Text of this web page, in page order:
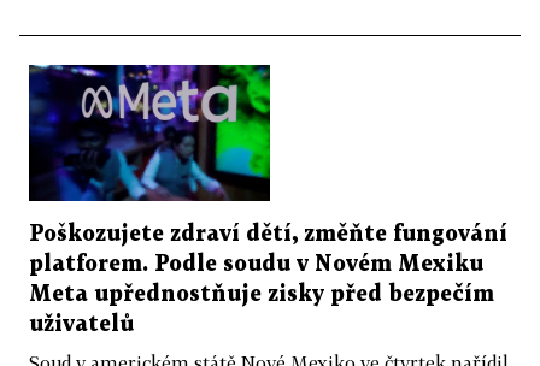
Poškozujete zdraví dětí, změňte fungování
platforem. Podle soudu v Novém Mexiku
Meta upřednostňuje zisky před bezpečím
uživatelů